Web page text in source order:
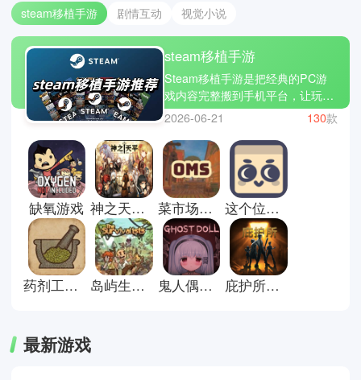
steam移植手游 剧情互动 视觉小说
steam移植手游
Steam移植手游是把经典的PC游
戏内容完整搬到手机平台，让玩家
在手机上也能体验游戏原作，小编
推荐饥荒口袋版、文明 VI和怪物猎
人探险。游戏在保留原版玩法、策
略深度和角色成长系统的同时，针
对触屏操作进行优化，让玩家在移
动设备上轻松管理资源、排兵布阵
或挑战关卡。
2026-06-21 130款
缺氧游戏 神之天平手机版 菜市场模拟器手机版 这个位置有人坐吗游戏手机版
药剂工艺炼金模拟器手机版 岛屿生存者手机版 鬼人偶游戏 庇护所汉化版
最新游戏